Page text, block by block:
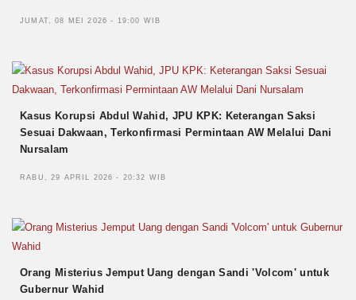
JUMAT, 08 MEI 2026 - 19:00 WIB
Kasus Korupsi Abdul Wahid, JPU KPK: Keterangan Saksi
Sesuai Dakwaan, Terkonfirmasi Permintaan AW Melalui Dani
Nursalam
RABU, 29 APRIL 2026 - 20:32 WIB
Orang Misterius Jemput Uang dengan Sandi 'Volcom' untuk
Gubernur Wahid